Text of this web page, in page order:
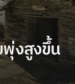
พุ่งสูงขึ้น